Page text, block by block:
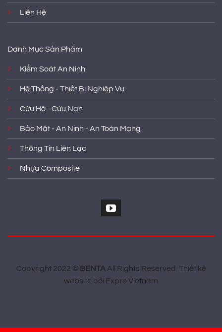
Liên Hệ
Danh Mục Sản Phẩm
Kiểm Soát An Ninh
Hệ Thống - Thiết Bị Nghiệp Vụ
Cứu Hộ - Cứu Nạn
Bảo Mật - An Ninh - An Toàn Mạng
Thông Tin Liên Lạc
Nhựa Composite
Copyright 2022 © BENTAAll Rights Reserved. Thiết kế
website bởi Expro Vietnam